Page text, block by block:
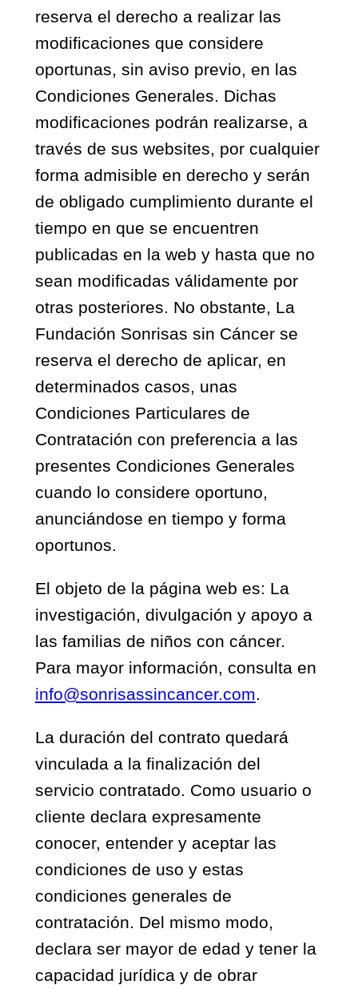
reserva el derecho a realizar las
modificaciones que considere
oportunas, sin aviso previo, en las
Condiciones Generales. Dichas
modificaciones podrán realizarse, a
través de sus websites, por cualquier
forma admisible en derecho y serán
de obligado cumplimiento durante el
tiempo en que se encuentren
publicadas en la web y hasta que no
sean modificadas válidamente por
otras posteriores. No obstante, La
Fundación Sonrisas sin Cáncer se
reserva el derecho de aplicar, en
determinados casos, unas
Condiciones Particulares de
Contratación con preferencia a las
presentes Condiciones Generales
cuando lo considere oportuno,
anunciándose en tiempo y forma
oportunos.
El objeto de la página web es: La
investigación, divulgación y apoyo a
las familias de niños con cáncer.
Para mayor información, consulta en
info@sonrisassincancer.com.
La duración del contrato quedará
vinculada a la finalización del
servicio contratado. Como usuario o
cliente declara expresamente
conocer, entender y aceptar las
condiciones de uso y estas
condiciones generales de
contratación. Del mismo modo,
declara ser mayor de edad y tener la
capacidad jurídica y de obrar